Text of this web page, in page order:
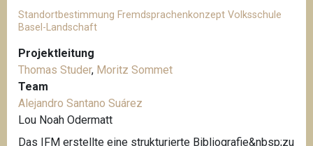
a
d
a
v
i
g
a
t
i
Standortbestimmung Fremdsprachenkonzept Volksschule
Basel-Landschaft
Projektleitung
Thomas Studer, Moritz Sommet
Team
Alejandro Santano Suárez
Lou Noah Odermatt
Das IFM erstellte eine strukturierte Bibliografie&nbsp;zu